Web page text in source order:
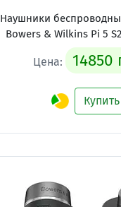
Наушники
Bowers & Wilkins Pi 5
Цена: 14850
Купить